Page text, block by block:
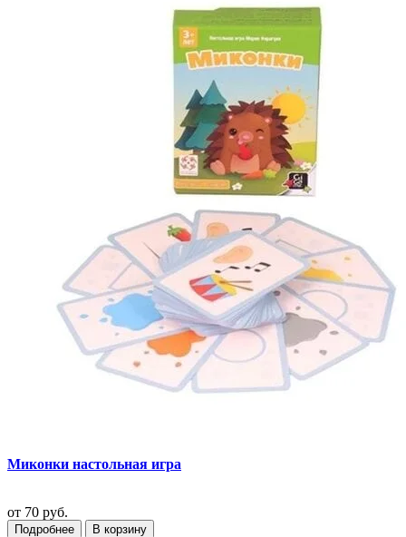
Миконки настольная игра
от 70 руб.
Подробнее
В корзину